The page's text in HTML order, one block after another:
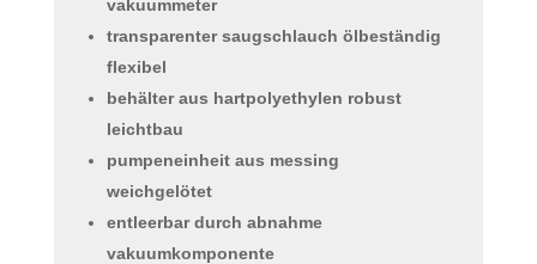
vakuummeter
transparenter saugschlauch ölbeständig
flexibel
behälter aus hartpolyethylen robust
leichtbau
pumpeneinheit aus messing
weichgelötet
entleerbar durch abnahme
vakuumkomponente